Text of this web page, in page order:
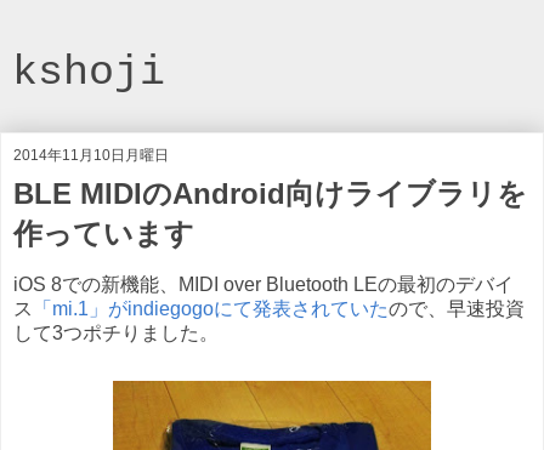
kshoji
2014年11月10日月曜日
BLE MIDIのAndroid向けライブラリを
作っています
iOS 8での新機能、MIDI over Bluetooth LEの最初のデバイ
ス
「mi.1」がindiegogoにて発表されていたので、早速投資
して3つポチりました。